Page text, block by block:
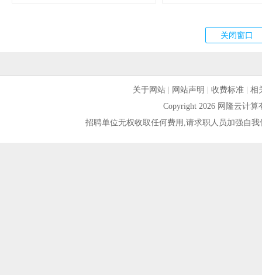
关于网站 网站声明 |收费标准 |相
Copyright 2026 网隆云计
招聘单位无权收取任何费用,请求职人员加强自